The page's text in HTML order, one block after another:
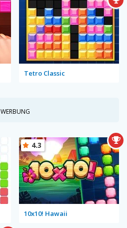
Tetro Classic
WERBUNG
10x10! Hawaii
4.3